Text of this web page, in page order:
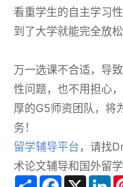
看重学生的自主学习
到了大学就能完全放松
万一选课不合适，导
性问题，也不用担心
厚的G5师资团队，将
务！
留学辅导平台 ，请找
术论文辅导和国外留学
Share Facebook
X